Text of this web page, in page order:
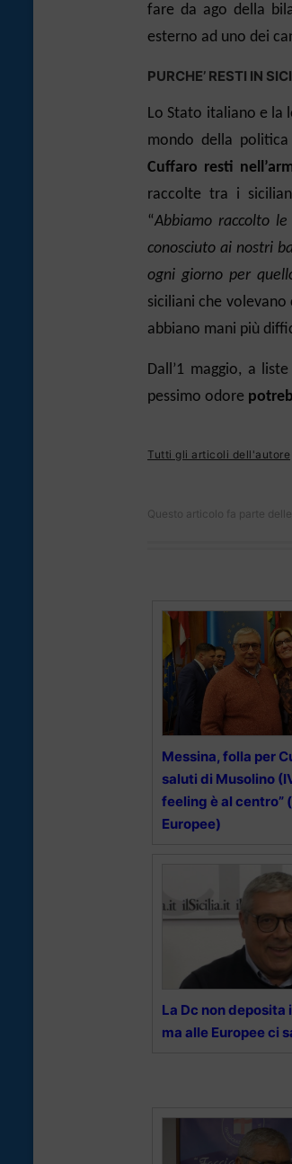
fare da ago della
esterno ad uno dei
PURCHE’ RESTI IN
Lo Stato italiano e la
mondo della
Cuffaro resti
raccolte tra i
“Abbiamo raccolto
conosciuto ai nostri
ogni giorno per
siciliani che
abbiano mani più
Dall’1 maggio, a
pessimo odore
Tutti gli articoli dell'autore
Questo articolo fa parte
Messina, folla per
saluti di Musolino
feeling è al centro”
Europee)
La Dc non deposita
ma alle Europee ci